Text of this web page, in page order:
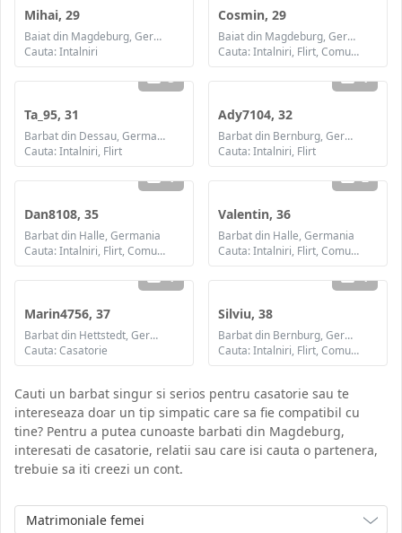
Mihai, 29
Baiat din Magdeburg, Germania
Cauta: Intalniri
Cosmin, 29
Baiat din Magdeburg, Germania
Cauta: Intalniri, Flirt, Comunicare / chat
3
Ta_95, 31
Barbat din Dessau, Germania
Cauta: Intalniri, Flirt
1
Ady7104, 32
Barbat din Bernburg, Germania
Cauta: Intalniri, Flirt
1
Dan8108, 35
Barbat din Halle, Germania
Cauta: Intalniri, Flirt, Comunicare / chat, Prietenie, Casatorie
2
Valentin, 36
Barbat din Halle, Germania
Cauta: Intalniri, Flirt, Comunicare / chat, Prietenie
1
Marin4756, 37
Barbat din Hettstedt, Germania
Cauta: Casatorie
1
Silviu, 38
Barbat din Bernburg, Germania
Cauta: Intalniri, Flirt, Comunicare / chat, Prietenie, Casatorie
Cauti un barbat singur si serios pentru casatorie sau te
intereseaza doar un tip simpatic care sa fie compatibil cu
tine? Pentru a putea cunoaste barbati din Magdeburg,
interesati de casatorie, relatii sau care isi cauta o partenera,
trebuie sa iti creezi un cont.
Matrimoniale femei